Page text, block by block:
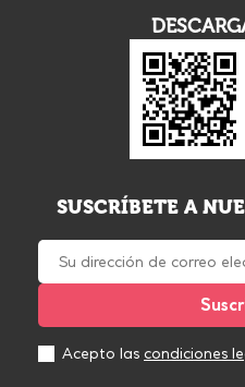
SUSCRÍBETE A
Acepto las condiciones